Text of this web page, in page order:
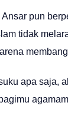
Ansar pun
tidak
apa saja,